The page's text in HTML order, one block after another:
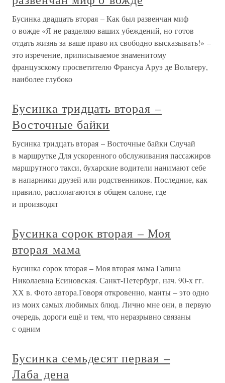
Бусинка двадцать вторая – Как был развенчан миф
о вожде «Я не разделяю ваших убеждений, но готов
отдать жизнь за ваше право их свободно высказывать!» –
это изречение, приписываемое знаменитому
французскому просветителю Франсуа Аруэ де Вольтеру,
наиболее глубоко
Бусинка тридцать вторая –
Восточные байки
Бусинка тридцать вторая – Восточные байки Случай
в маршрутке Для ускоренного обслуживания пассажиров
маршрутного такси, бухарские водители нанимают себе
в напарники друзей или родственников. Последние, как
правило, располагаются в общем салоне, где
и производят
Бусинка сорок вторая – Моя
вторая мама
Бусинка сорок вторая – Моя вторая мама Галина
Николаевна Есиновская. Санкт-Петербург, нач. 90-х гг.
ХХ в. Фото автора.Говоря откровенно, манты – это одно
из моих самых любимых блюд. Лично мне они, в первую
очередь, дороги ещё и тем, что неразрывно связаны
с одним
Бусинка семьдесят первая –
Лаба дена